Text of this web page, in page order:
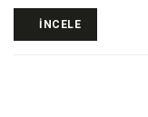
İNCELE